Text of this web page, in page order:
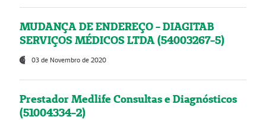
MUDANÇA DE ENDEREÇO - DIAGITAB
SERVIÇOS MÉDICOS LTDA (54003267-5)
03 de Novembro de 2020
Prestador Medlife Consultas e Diagnósticos
(51004334-2)